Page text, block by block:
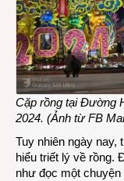
Cặp rồng tại Đường
2024. (Ảnh từ FB
Tuy nhiên ngày nay,
hiểu triết lý về rồng.
như đọc một